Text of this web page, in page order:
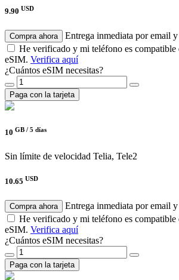
9.90 USD
Compra ahora
Entrega inmediata por email
He verificado y mi teléfono es compatible
eSIM. Verifica aquí
¿Cuántos eSIM necesitas?
Paga con la tarjeta
10 GB / 5 días
Sin límite de velocidad Telia, Tele2
10.65 USD
Compra ahora
Entrega inmediata por email
He verificado y mi teléfono es compatible
eSIM. Verifica aquí
¿Cuántos eSIM necesitas?
Paga con la tarjeta